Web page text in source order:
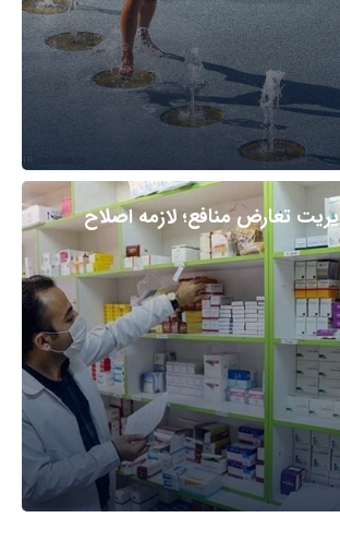
تعارض منافع؛ لازمه اصلاح